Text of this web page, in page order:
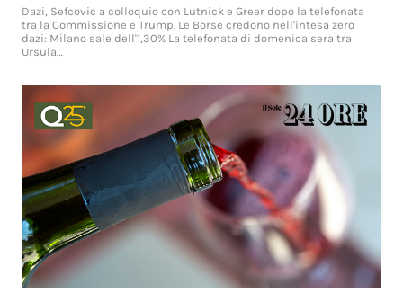
Dazi, Sefcovic a colloquio con Lutnick e Greer dopo la telefonata
tra la Commissione e Trump. Le Borse credono nell'intesa zero
dazi: Milano sale dell'1,30% La telefonata di domenica sera tra
Ursula…